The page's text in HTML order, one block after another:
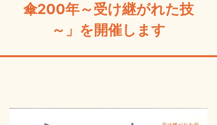
傘200年～受け継がれた技
～」を開催します